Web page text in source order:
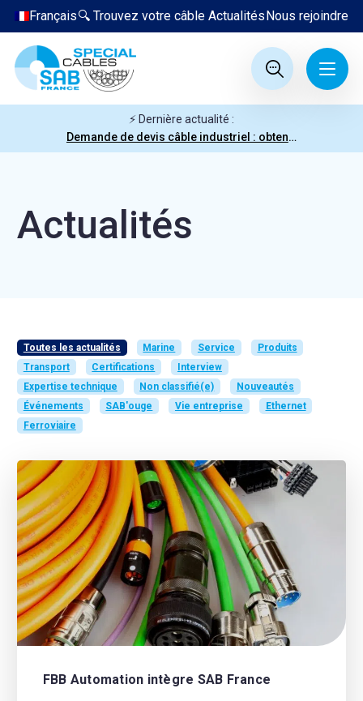
Nous rejoindre
Actualités
🔍 Trouvez votre câble
Français
⚡ Dernière actualité :
Demande de devis câble industriel : obtenez votre prix en quelques clics
Actualités
Toutes les actualités Marine Service
Produits
Transport
Certifications
Interview
Expertise technique
Non classifié(e)
Nouveautés
Événements
SAB'ouge Vie entreprise
Ethernet
Ferroviaire
FBB Automation intègre SAB France